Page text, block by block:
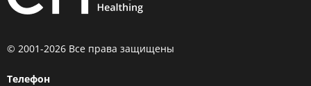
© 2001-2026 Все права защищены
Телефон